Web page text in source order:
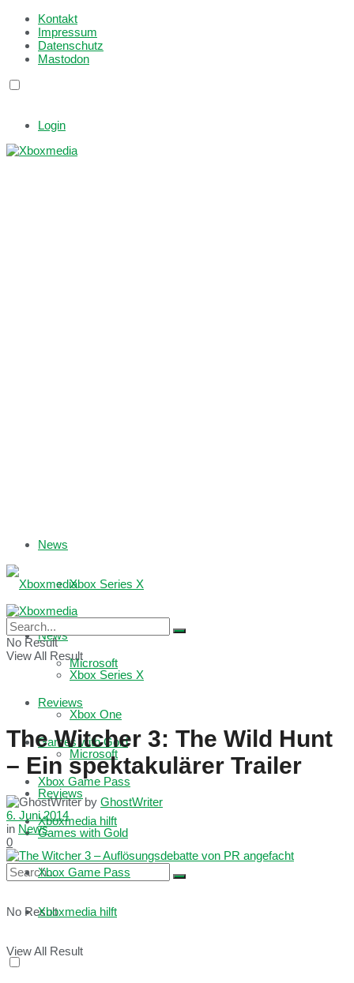
Kontakt
Impressum
Datenschutz
Mastodon
Login
News
Xbox Series X
Microsoft
Reviews
Games with Gold
Xbox Game Pass
Xboxmedia hilft
No Result
View All Result
News
Xbox Series X
Xbox One
Microsoft
Reviews
Games with Gold
Xbox Game Pass
Xboxmedia hilft
No Result
View All Result
The Witcher 3: The Wild Hunt
– Ein spektakulärer Trailer
by GhostWriter
6. Juni 2014
in News
0